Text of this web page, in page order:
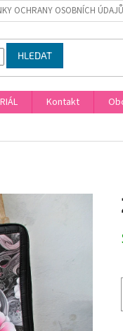
OCHRANY OSOBNÍCH ÚDAJŮ
HLEDAT
Kontakt